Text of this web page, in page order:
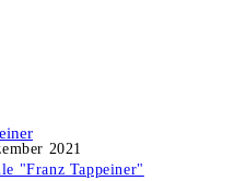
2021
"Franz Tappeiner"